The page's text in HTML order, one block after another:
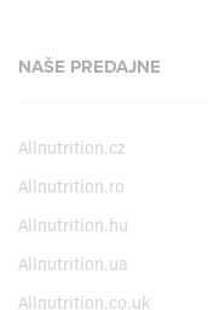
NAŠE PREDAJNE
Allnutrition.cz
Allnutrition.ro
Allnutrition.hu
Allnutrition.ua
Allnutrition.co.uk